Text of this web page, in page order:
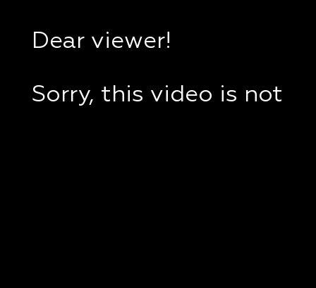
Dear viewer!
Sorry, this video is not